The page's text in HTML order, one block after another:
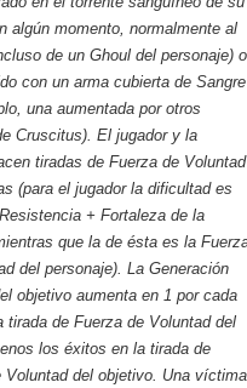
algún momento, normalmente al
de un Ghoul del personaje) o
con un arma cubierta de Sangre
una aumentada por otros
Cruscitus). El jugador y la
tiradas de Fuerza de Voluntad
(para el jugador la dificultad es
+ Fortaleza de la
que la de ésta es la
del personaje). La Generación
objetivo aumenta en 1 por cada
tirada de Fuerza de Voluntad del
los éxitos en la tirada de
Voluntad del objetivo. Una